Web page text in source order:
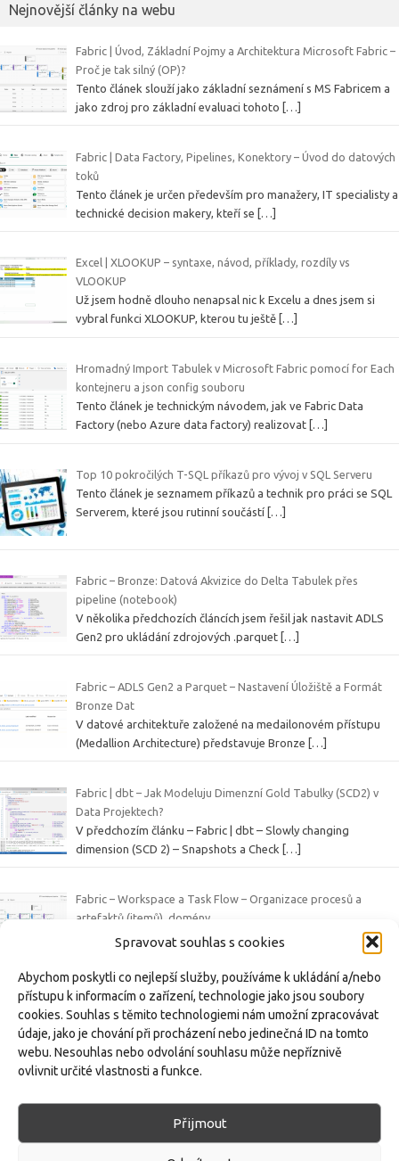
Spravovat souhlas s cookies
Abychom poskytli co nejlepší služby, používáme k ukládání a/nebo
přístupu k informacím o zařízení, technologie jako jsou soubory
cookies. Souhlas s těmito technologiemi nám umožní zpracovávat
údaje, jako je chování při procházení nebo jedinečná ID na tomto
webu. Nesouhlas nebo odvolání souhlasu může nepříznivě
ovlivnit určité vlastnosti a funkce.
Přijmout
Nejnovější články na webu
Fabric | Úvod, Základní Pojmy a Architektura Microsoft Fabric –
Proč je tak silný (OP)?
Tento článek slouží jako základní seznámení s MS Fabricem a
jako zdroj pro základní evaluaci tohoto […]
Fabric | Data Factory, Pipelines, Konektory – Úvod do datových
toků
Tento článek je určen především pro manažery, IT specialisty a
technické decision makery, kteří se […]
Excel | XLOOKUP – syntaxe, návod, příklady, rozdíly vs
VLOOKUP
Už jsem hodně dlouho nenapsal nic k Excelu a dnes jsem si
vybral funkci XLOOKUP, kterou tu ještě […]
Hromadný Import Tabulek v Microsoft Fabric pomocí for Each
kontejneru a json config souboru
Tento článek je technickým návodem, jak ve Fabric Data
Factory (nebo Azure data factory) realizovat […]
Top 10 pokročilých T-SQL příkazů pro vývoj v SQL Serveru
Tento článek je seznamem příkazů a technik pro práci se SQL
Serverem, které jsou rutinní součástí […]
Fabric – Bronze: Datová Akvizice do Delta Tabulek přes
pipeline (notebook)
V několika předchozích článcích jsem řešil jak nastavit ADLS
Gen2 pro ukládání zdrojových .parquet […]
Fabric – ADLS Gen2 a Parquet – Nastavení Úložiště a Formát
Bronze Dat
V datové architektuře založené na medailonovém přístupu
(Medallion Architecture) představuje Bronze […]
Fabric | dbt – Jak Modeluju Dimenzní Gold Tabulky (SCD2) v
Data Projektech?
V předchozím článku – Fabric | dbt – Slowly changing
dimension (SCD 2) – Snapshots a Check […]
Fabric – Workspace a Task Flow – Organizace procesů a
artefaktů (itemů), domény
V rámci série článků o platformě Microsoft Fabric se věnujeme
Fabric | dbt – Slowly changing dimension (SCD 2) – Snapshots a
Check Strategie v dbt s příkladem
Slowly Changing Dimensions (SCD) představují způsob, jak v
datovém skladu uchovávat a spravovat[…]
Manažerský reporting |